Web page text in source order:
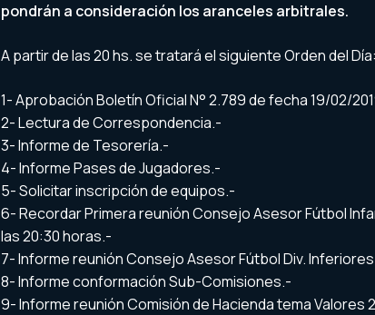
pondrán a consideración los aranceles arbitrales.
A partir de las 20 hs. se tratará el siguiente Orden del Día:
1- Aprobación Boletín Oficial N° 2.789 de fecha 19/02/
2- Lectura de Correspondencia.-
3- Informe de Tesorería.-
4- Informe Pases de Jugadores.-
5- Solicitar inscripción de equipos.-
6- Recordar Primera reunión Consejo Asesor Fútbol
las 20:30 horas.-
7- Informe reunión Consejo Asesor Fútbol Div.
8- Informe conformación Sub-Comisiones.-
9- Informe reunión Comisión de Hacienda tema Valores